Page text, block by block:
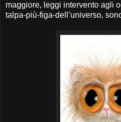
maggiore, leggi intervento agli
talpa-più-figa-dell’universo,